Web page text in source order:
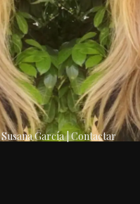
Susana García | Contactar